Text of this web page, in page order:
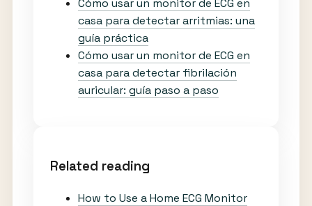
casa para detectar arritmias: una
guía práctica
Cómo usar un monitor de ECG en
casa para detectar fibrilación
auricular: guía paso a paso
Related reading
How to Use a Home ECG Monitor